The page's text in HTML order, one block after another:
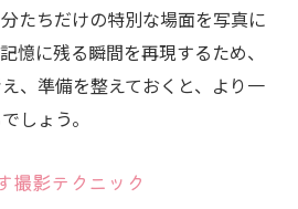
写真の保存方法
手作りギフトのアイデア
スタジオでの新しい記念日の
たちだけの特別な場面を写真に
憶に残る瞬間を再現するため、
、準備を整えておくと、より一
しょう。
撮影テクニック